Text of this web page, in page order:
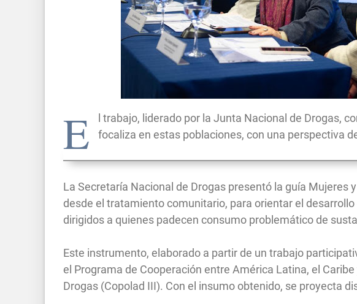
E
l trabajo, liderado por la Junta Nacional de Drogas,
focaliza en estas poblaciones, con una perspectiva
La Secretaría Nacional de Drogas presentó la guía Mujeres
desde el tratamiento comunitario, para orientar el
dirigidos a quienes padecen consumo problemático de
Este instrumento, elaborado a partir de un trabajo
el Programa de Cooperación entre América Latina, el
Drogas (Copolad III). Con el insumo obtenido, se proyecta